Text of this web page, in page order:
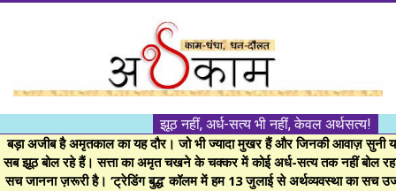
।।
अर्थकाम।।
झूठ नहीं, अर्ध-सत्य भी नहीं, केवल अर्थसत्य!
बड़ा अजीब है अमृतकाल का यह दौर। जो भी ज्यादा मुखर हैं और जिनकी आवाज़ सुनी
सब झूठ बोल रहे हैं। सत्ता का अमृत चखने के चक्कर में कोई अर्ध-सत्य तक नहीं बोल
सच जानना ज़रूरी है। ‘ट्रेडिंग बुद्ध’ कॉलम में हम 13 जुलाई से अर्थव्यवस्था का सच